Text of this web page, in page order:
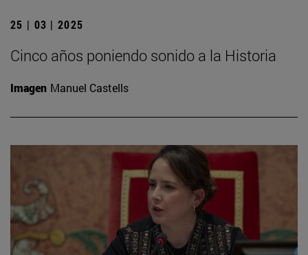
25 | 03 | 2025
Cinco años poniendo sonido a la Historia
Imagen Manuel Castells